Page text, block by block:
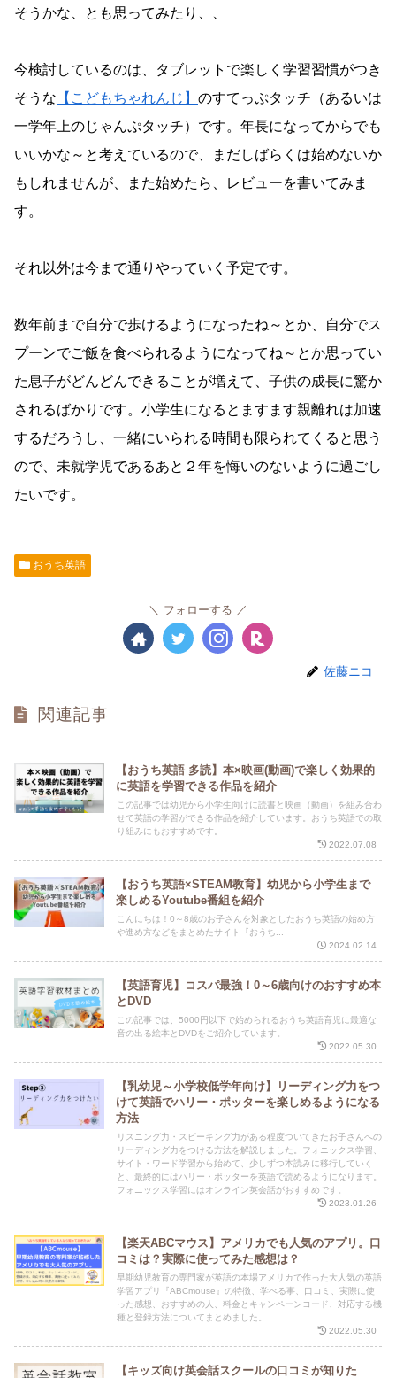
そうかな、とも思ってみたり、、
今検討しているのは、タブレットで楽しく学習習慣がつき
そうな 【こどもちゃれんじ】 のすてっぷタッチ（あるいは
一学年上のじゃんぷタッチ）です。年長になってからでも
いいかな～と考えているので、まだしばらくは始めないか
もしれませんが、また始めたら、レビューを書いてみま
す。
それ以外は今まで通りやっていく予定です。
数年前まで自分で歩けるようになったね～とか、自分でス
プーンでご飯を食べられるようになってね～とか思ってい
た息子がどんどんできることが増えて、子供の成長に驚か
されるばかりです。小学生になるとますます親離れは加速
するだろうし、一緒にいられる時間も限られてくると思う
ので、未就学児であるあと２年を悔いのないように過ごし
たいです。
おうち英語
フォローする
佐藤ニコ
関連記事
【おうち英語 多読】本×映画(動画)で楽しく効果的
に英語を学習できる作品を紹介
この記事では幼児から小学生向けに読書と映画（動画）を組み合わ
せて英語の学習ができる作品を紹介しています。おうち英語での取
り組みにもおすすめです。
2022.07.08
【おうち英語×STEAM教育】幼児から小学生まで
楽しめるYoutube番組を紹介
こんにちは！0～8歳のお子さんを対象としたおうち英語の始め方
や進め方などをまとめたサイト『おうち...
2024.02.14
【英語育児】コスパ最強！0～6歳向けのおすすめ本
とDVD
この記事では、5000円以下で始められるおうち英語育児に最適な
音の出る絵本とDVDをご紹介しています。
2022.05.30
【乳幼児～小学校低学年向け】リーディング力をつ
けて英語でハリー・ポッターを楽しめるようになる
方法
リスニング力・スピーキング力がある程度ついてきたお子さんへの
リーディング力をつける方法を解説しました。フォニックス学習、
サイト・ワード学習から始めて、少しずつ本読みに移行していく
と、最終的にはハリー・ポッターを英語で読めるようになります。
フォニックス学習にはオンライン英会話がおすすめです。
2023.01.26
【楽天ABCマウス】アメリカでも人気のアプリ。口
コミは？実際に使ってみた感想は？
早期幼児教育の専門家が英語の本場アメリカで作った大人気の英語
学習アプリ『ABCmouse』の特徴、学べる事、口コミ、実際に使
った感想、おすすめの人、料金とキャンペーンコード、対応する機
種と登録方法についてまとめました。
2022.05.30
【キッズ向け英会話スクールの口コミが知りた